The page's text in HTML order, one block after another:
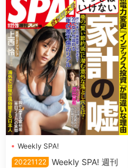
Weekly SPA!
20221122 Weekly SPA! 週刊